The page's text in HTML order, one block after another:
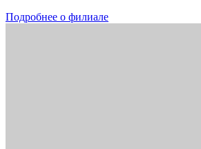
Подробнее о филиале